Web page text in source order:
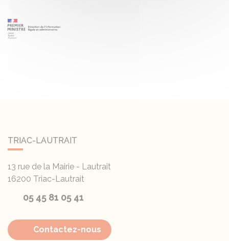
TRIAC-LAUTRAIT
13 rue de la Mairie - Lautrait
16200 Triac-Lautrait
05 45 81 05 41
Contactez-nous